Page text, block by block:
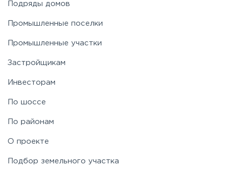
Носовихинское
Рогачёвское
Таракановское
Подряды домов
Промышленные поселки
Промышленные участки
Застройщикам
Инвесторам
По шоссе
По районам
О проекте
Подбор земельного участка